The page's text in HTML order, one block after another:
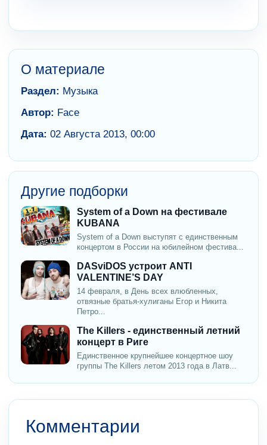
О материале
Раздел: Музыка
Автор: Face
Дата: 02 Августа 2013, 00:00
Другие подборки
System of a Down на фестивале
KUBANA
System of a Down выступят с единственным
концертом в России на юбилейном фестива...
DASviDOS устроит ANTI
VALENTINE’S DAY
14 февраля, в День всех влюбленных,
отвязные братья-хулиганы Егор и Никита
Петро...
The Killers - единственный летний
концерт в Риге
Единственное крупнейшее концертное шоу
группы The Killers летом 2013 года в Латв...
Комментарии